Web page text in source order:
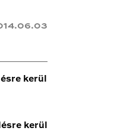
kerül
kerül